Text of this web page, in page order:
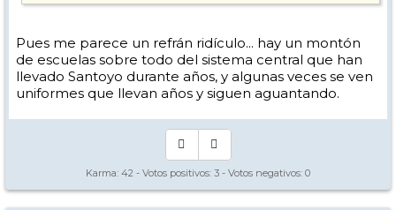
Pues me parece un refrán ridículo... hay un montón
de escuelas sobre todo del sistema central que han
llevado Santoyo durante años, y algunas veces se ven
uniformes que llevan años y siguen aguantando.
Karma: 42 - Votos positivos: 3 - Votos negativos: 0